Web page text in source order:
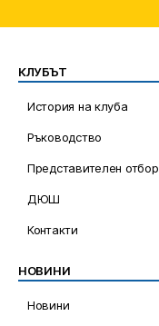
КЛУБЪТ
История на клуба
Ръководство
Представителен отбор
ДЮШ
Контакти
НОВИНИ
Новини